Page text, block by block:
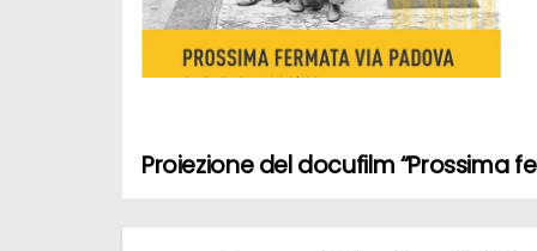
N
a
Proiezione del docufilm “Prossima